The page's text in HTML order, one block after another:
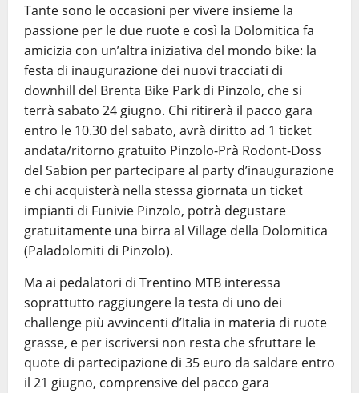
Tante sono le occasioni per vivere insieme la
passione per le due ruote e così la Dolomitica fa
amicizia con un’altra iniziativa del mondo bike: la
festa di inaugurazione dei nuovi tracciati di
downhill del Brenta Bike Park di Pinzolo, che si
terrà sabato 24 giugno. Chi ritirerà il pacco gara
entro le 10.30 del sabato, avrà diritto ad 1 ticket
andata/ritorno gratuito Pinzolo-Prà Rodont-Doss
del Sabion per partecipare al party d’inaugurazione
e chi acquisterà nella stessa giornata un ticket
impianti di Funivie Pinzolo, potrà degustare
gratuitamente una birra al Village della Dolomitica
(Paladolomiti di Pinzolo).
Ma ai pedalatori di Trentino MTB interessa
soprattutto raggiungere la testa di uno dei
challenge più avvincenti d’Italia in materia di ruote
grasse, e per iscriversi non resta che sfruttare le
quote di partecipazione di 35 euro da saldare entro
il 21 giugno, comprensive del pacco gara